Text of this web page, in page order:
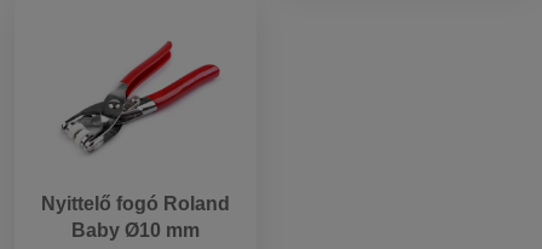
Nyittelő fogó Roland
Baby Ø10 mm